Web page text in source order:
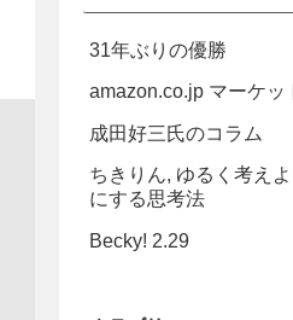
31年ぶりの優勝
amazon.co.jp マーケッ
成田好三氏のコラム
ちきりん, ゆるく考え
にする思考法
Becky! 2.29